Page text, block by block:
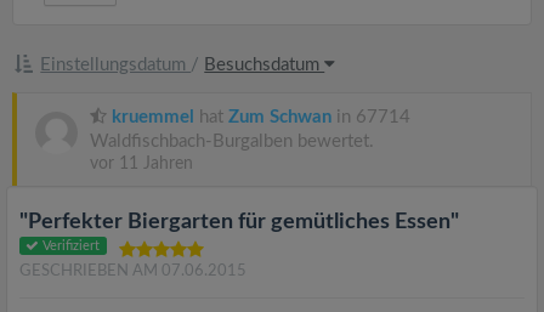
Einstellungsdatum / Besuchsdatum
kruemmel hat Zum Schwan in 67714
Waldfischbach-Burgalben bewertet.
vor 11 Jahren
"Perfekter Biergarten für gemütliches Essen"
Verifiziert
GESCHRIEBEN AM 07.06.2015